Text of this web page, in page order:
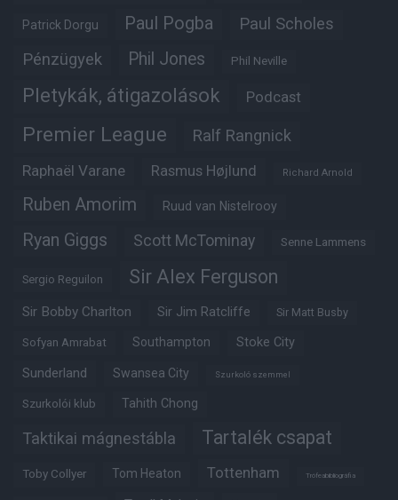
Patrick Dorgu Paul Pogba Paul Scholes
Pénzügyek Phil Jones Phil Neville
Pletykák, átigazolások Podcast
Premier League Ralf Rangnick
Raphaël Varane Rasmus Højlund Richard Arnold
Ruben Amorim Ruud van Nistelrooy
Ryan Giggs Scott McTominay Senne Lammens
Sergio Reguilon Sir Alex Ferguson
Sir Bobby Charlton Sir Jim Ratcliffe Sir Matt Busby
Sofyan Amrabat Southampton Stoke City
Sunderland Swansea City Szurkoló szemmel
Szurkolói klub Tahith Chong
Taktikai mágnestábla Tartalék csapat
Toby Collyer Tom Heaton Tottenham Trófeabibliográfia